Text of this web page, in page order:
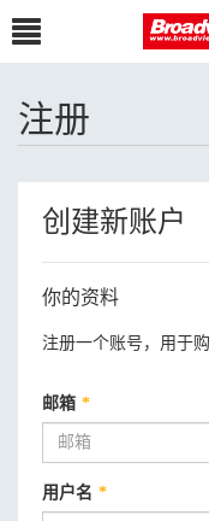
注册
创建新账户
你的资料
注册一个账号，用于
邮箱 *
用户名 *